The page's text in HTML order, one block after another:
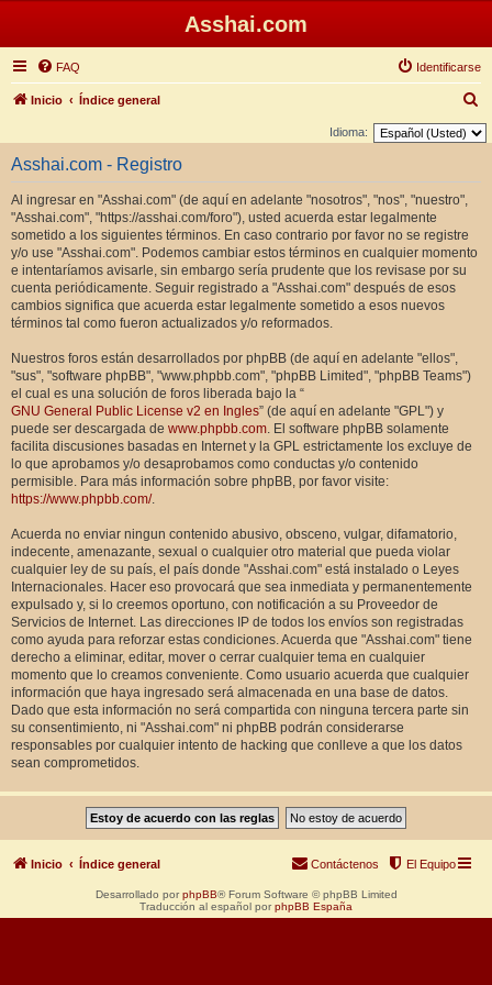
Asshai.com
FAQ Identificarse
Inicio Índice general
u
Idioma:
Asshai.com - Registro
Al ingresar en "Asshai.com" (de aquí en adelante "nosotros", "nos", "nuestro",
"Asshai.com", "https://asshai.com/foro"), usted acuerda estar legalmente
sometido a los siguientes términos. En caso contrario por favor no se registre
y/o use "Asshai.com". Podemos cambiar estos términos en cualquier momento
e intentaríamos avisarle, sin embargo sería prudente que los revisase por su
cuenta periódicamente. Seguir registrado a "Asshai.com" después de esos
cambios significa que acuerda estar legalmente sometido a esos nuevos
términos tal como fueron actualizados y/o reformados.
Nuestros foros están desarrollados por phpBB (de aquí en adelante "ellos",
"sus", "software phpBB", "www.phpbb.com", "phpBB Limited", "phpBB Teams")
el cual es una solución de foros liberada bajo la “
GNU General Public License v2 en Ingles” (de aquí en adelante "GPL") y
puede ser descargada de www.phpbb.com. El software phpBB solamente
facilita discusiones basadas en Internet y la GPL estrictamente los excluye de
lo que aprobamos y/o desaprobamos como conductas y/o contenido
permisible. Para más información sobre phpBB, por favor visite:
https://www.phpbb.com/.
Acuerda no enviar ningun contenido abusivo, obsceno, vulgar, difamatorio,
indecente, amenazante, sexual o cualquier otro material que pueda violar
cualquier ley de su país, el país donde "Asshai.com" está instalado o Leyes
Internacionales. Hacer eso provocará que sea inmediata y permanentemente
expulsado y, si lo creemos oportuno, con notificación a su Proveedor de
Servicios de Internet. Las direcciones IP de todos los envíos son registradas
como ayuda para reforzar estas condiciones. Acuerda que "Asshai.com" tiene
derecho a eliminar, editar, mover o cerrar cualquier tema en cualquier
momento que lo creamos conveniente. Como usuario acuerda que cualquier
información que haya ingresado será almacenada en una base de datos.
Dado que esta información no será compartida con ninguna tercera parte sin
su consentimiento, ni "Asshai.com" ni phpBB podrán considerarse
responsables por cualquier intento de hacking que conlleve a que los datos
sean comprometidos.
Inicio Índice general El Equipo
Contáctenos
Desarrollado por phpBB® Forum Software © phpBB Limited
Traducción al español por phpBB España